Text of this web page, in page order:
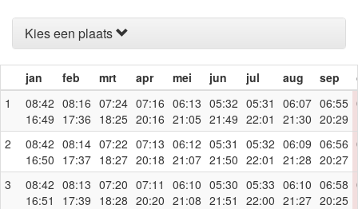
Kies een plaats
jan feb mrt apr mei jun jul aug sep
1
08:42
16:49
08:16
17:36
07:24
18:25
07:16
20:16
06:13
21:05
05:32
21:49
05:31
22:01
06:07
21:30
06:55
20:29
2
08:42
16:50
08:14
17:37
07:22
18:27
07:13
20:18
06:12
21:07
05:31
21:50
05:32
22:01
06:09
21:28
06:56
20:27
3
08:42
16:51
08:13
17:39
07:20
18:28
07:11
20:20
06:10
21:08
05:30
21:51
05:33
22:00
06:10
21:27
06:58
20:25